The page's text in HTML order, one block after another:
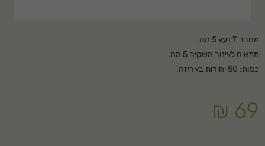
מחבר T נעץ 5 ממ.
מתאים לצינור השקיה 5 ממ.
כמות: 50 יחידות באריזה.
₪ 69